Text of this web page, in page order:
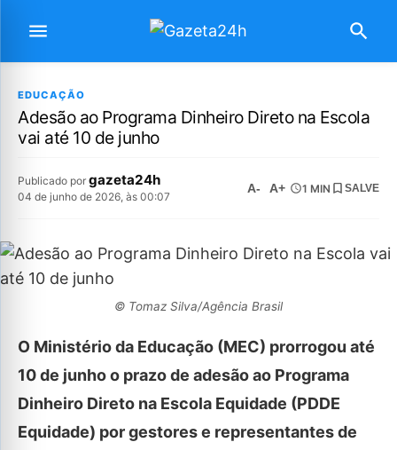
EDUCAÇÃO
Adesão ao Programa Dinheiro Direto na Escola
vai até 10 de junho
Publicado por gazeta24h
04 de junho de 2026, às 00:07
A- A+ 1 MIN SALVE
© Tomaz Silva/Agência Brasil
O Ministério da Educação (MEC) prorrogou até
10 de junho o prazo de adesão ao Programa
Dinheiro Direto na Escola Equidade (PDDE
Equidade) por gestores e representantes de